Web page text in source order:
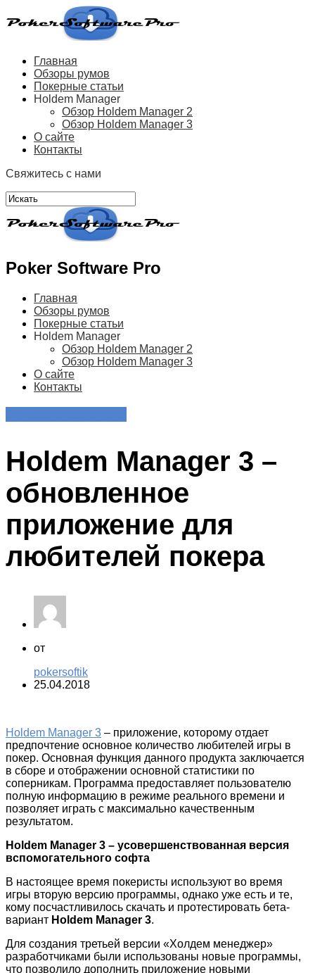
Главная
Обзоры румов
Покерные статьи
Holdem Manager
Обзор Holdem Manager 2
Обзор Holdem Manager 3
О сайте
Контакты
Свяжитесь с нами
Poker Software Pro
Главная
Обзоры румов
Покерные статьи
Holdem Manager
Обзор Holdem Manager 2
Обзор Holdem Manager 3
О сайте
Контакты
Holdem Manager 3 –
обновленное
приложение для
любителей покера
от
pokersoftik
25.04.2018
Holdem Manager 3 – приложение, которому отдает
предпочтение основное количество любителей игры в
покер. Основная функция данного продукта заключается
в сборе и отображении основной статистики по
соперникам. Программа предоставляет пользователю
полную информацию в режиме реального времени и
позволяет играть с максимально качественным
результатом.
Holdem Manager 3 – усовершенствованная версия
вспомогательного софта
В настоящее время покеристы используют во время
игры вторую версию программы, однако уже есть и те,
кому посчастливилось скачать и протестировать бета-
вариант Holdem Manager 3.
Для создания третьей версии «Холдем менеджер»
разработчиками были использованы новые программы,
что позволило дополнить приложение новыми